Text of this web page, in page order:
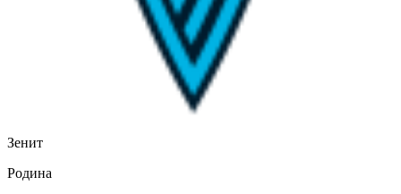
Зенит
Родина